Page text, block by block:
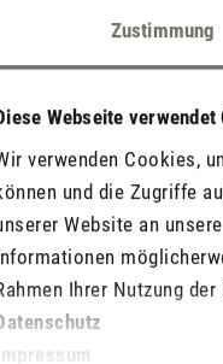
Zustimmung
Webseite verwendet
verwenden Cookies,
und die Zugriffe
Website an
Ihrer Nutzung
deine
Luftwäscher
optimal
Umgebung